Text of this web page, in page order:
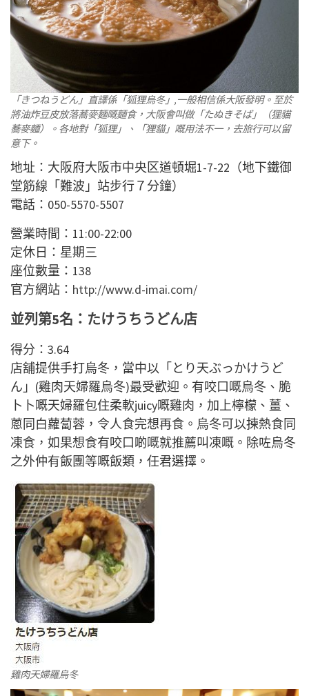
「きつねうどん」直譯係「狐狸烏冬」,一般相信係大阪發明。至於
將油炸豆皮放落蕎麥麵嘅麵食，大阪會叫做「たぬきそば」（狸貓
蕎麥麵）。各地對「狐狸」、「狸貓」嘅用法不一，去旅行可以留
意下。
地址：大阪府大阪市中央区道頓堀1-7-22（地下鐵御
堂筋線「難波」站步行７分鐘）
電話：050-5570-5507
營業時間：11:00-22:00
定休日：星期三
座位數量：138
官方網站： http://www.d-imai.com/
並列第5名：たけうちうどん店
得分：3.64
店舖提供手打烏冬，當中以「とり天ぶっかけうど
ん」(雞肉天婦羅烏冬)最受歡迎。有咬口嘅烏冬、脆
卜卜嘅天婦羅包住柔軟juicy嘅雞肉，加上檸檬、薑、
蔥同白蘿蔔蓉，令人食完想再食。烏冬可以揀熱食同
凍食，如果想食有咬口啲嘅就推薦叫凍嘅。除咗烏冬
之外仲有飯團等嘅飯類，任君選擇。
雞肉天婦羅烏冬